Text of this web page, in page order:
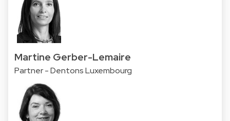
Martine Gerber-Lemaire
Partner - Dentons Luxembourg